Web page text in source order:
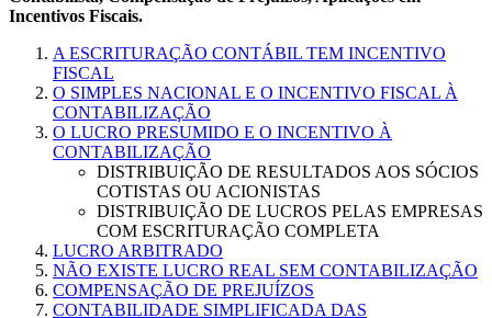
Incentivos Fiscais.
A ESCRITURAÇÃO CONTÁBIL TEM INCENTIVO
FISCAL
O SIMPLES NACIONAL E O INCENTIVO FISCAL À
CONTABILIZAÇÃO
O LUCRO PRESUMIDO E O INCENTIVO À
CONTABILIZAÇÃO
DISTRIBUIÇÃO DE RESULTADOS AOS SÓCIOS
COTISTAS OU ACIONISTAS
DISTRIBUIÇÃO DE LUCROS PELAS EMPRESAS
COM ESCRITURAÇÃO COMPLETA
LUCRO ARBITRADO
NÃO EXISTE LUCRO REAL SEM CONTABILIZAÇÃO
COMPENSAÇÃO DE PREJUÍZOS
CONTABILIDADE SIMPLIFICADA DAS